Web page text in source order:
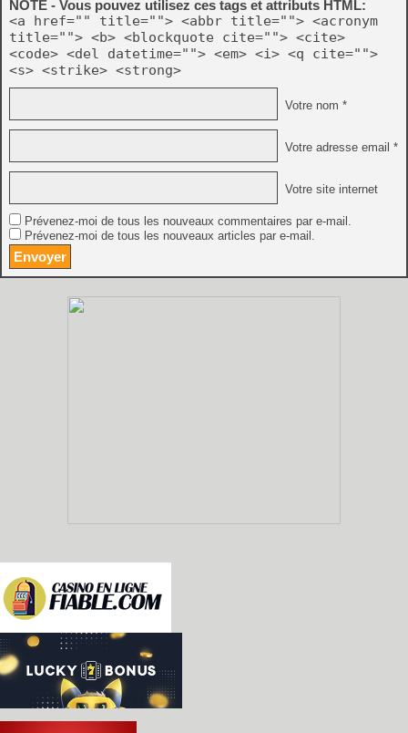
NOTE - Vous pouvez utilisez ces tags et attributs HTML:
<a href="" title=""> <abbr title=""> <acronym
title=""> <b> <blockquote cite=""> <cite>
<code> <del datetime=""> <em> <i> <q cite="">
<s> <strike> <strong>
Votre nom *
Votre adresse email *
Votre site internet
Prévenez-moi de tous les nouveaux commentaires par e-mail.
Prévenez-moi de tous les nouveaux articles par e-mail.